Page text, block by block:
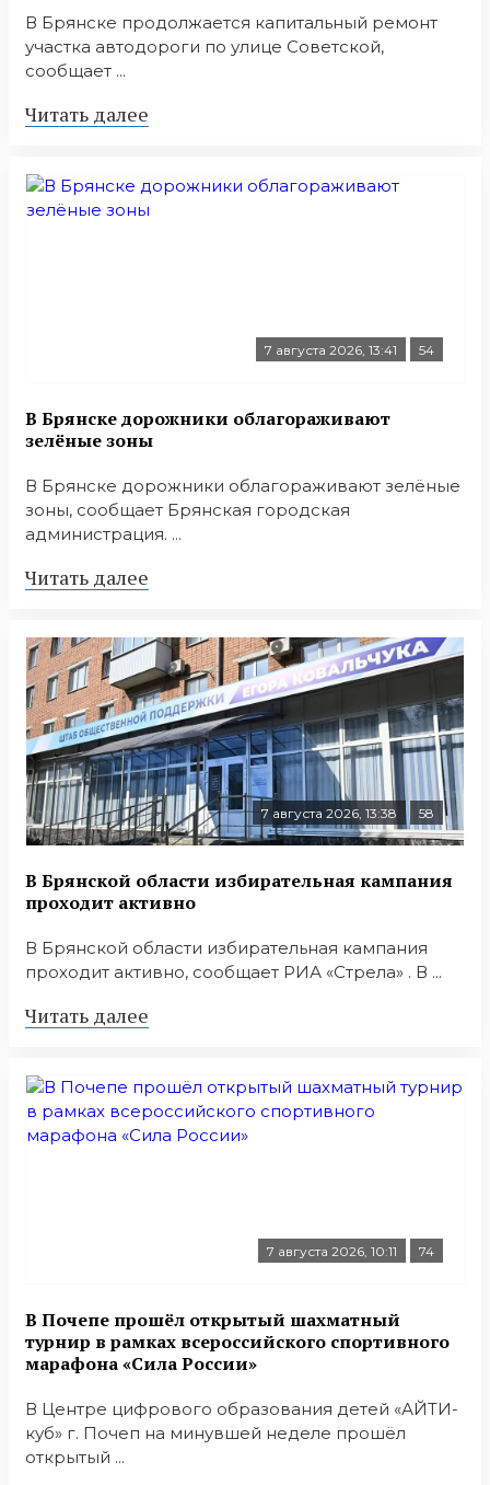
В Брянске продолжается капитальный ремонт
участка автодороги по улице Советской,
сообщает ...
Читать далее
7 августа 2026, 13:41 54
В Брянске дорожники облагораживают
зелёные зоны
В Брянске дорожники облагораживают зелёные
зоны, сообщает Брянская городская
администрация. ...
Читать далее
7 августа 2026, 13:38 58
В Брянской области избирательная кампания
проходит активно
В Брянской области избирательная кампания
проходит активно, сообщает РИА «Стрела» . В ...
Читать далее
7 августа 2026, 10:11 74
В Почепе прошёл открытый шахматный
турнир в рамках всероссийского спортивного
марафона «Сила России»
В Центре цифрового образования детей «АЙТИ-
куб» г. Почеп на минувшей неделе прошёл
открытый ...